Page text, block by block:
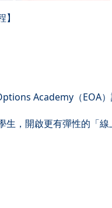
Academy（EOA）
，開啟更有彈性的「線